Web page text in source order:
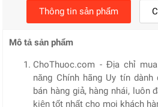
Thông tin sản phẩm
Mô tả sản phẩm
ChoThuoc.com - Địa chỉ
năng Chính hãng Uy tín
bán hàng giả, hàng nhái, luôn
kiện tốt nhất cho mọi khách